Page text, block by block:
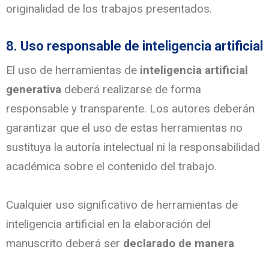
originalidad de los trabajos presentados.
8. Uso responsable de inteligencia artificial
El uso de herramientas de inteligencia artificial
generativa deberá realizarse de forma
responsable y transparente. Los autores deberán
garantizar que el uso de estas herramientas no
sustituya la autoría intelectual ni la responsabilidad
académica sobre el contenido del trabajo.
Cualquier uso significativo de herramientas de
inteligencia artificial en la elaboración del
manuscrito deberá ser declarado de manera